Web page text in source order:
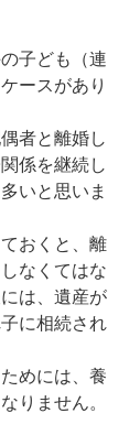
子ども（連
ースがあり
者と離婚し
係を継続し
いと思いま
おくと、離
なくてはな
は、遺産が
に相続され
めには、養
りません。